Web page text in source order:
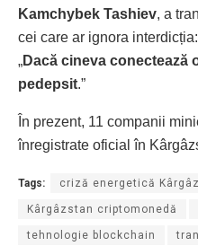
Kamchybek Tashiev, a
cei care ar ignora interdicția:
„Dacă cineva conectează
pedepsit.”
În prezent, 11 companii
înregistrate oficial în
Tags: criză energetică
Kârgâzstan criptomonedă
tehnologie blockchain